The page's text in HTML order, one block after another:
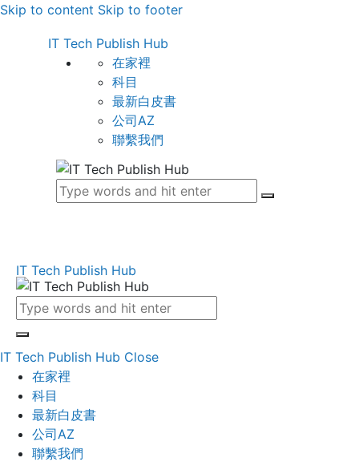
Skip to content Skip to footer
IT Tech Publish Hub
在家裡
科目
最新白皮書
公司AZ
聯繫我們
IT Tech Publish Hub
IT Tech Publish Hub Close
在家裡
科目
最新白皮書
公司AZ
聯繫我們